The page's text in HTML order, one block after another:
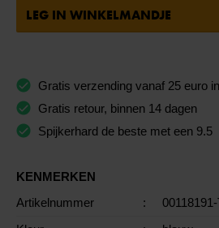
LEG IN WINKELMANDJE
Gratis verzending vanaf 25 euro in
Gratis retour, binnen 14 dagen
Spijkerhard de beste met een 9.5
KENMERKEN
Artikelnummer
: